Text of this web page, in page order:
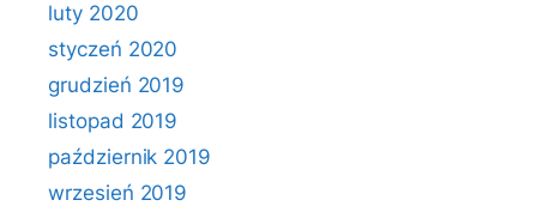
luty 2020
styczeń 2020
grudzień 2019
listopad 2019
październik 2019
wrzesień 2019